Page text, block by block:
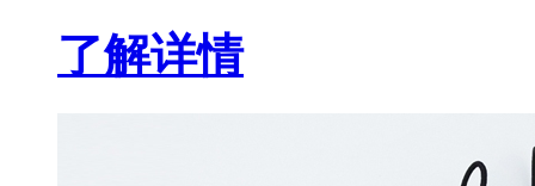
了解详情